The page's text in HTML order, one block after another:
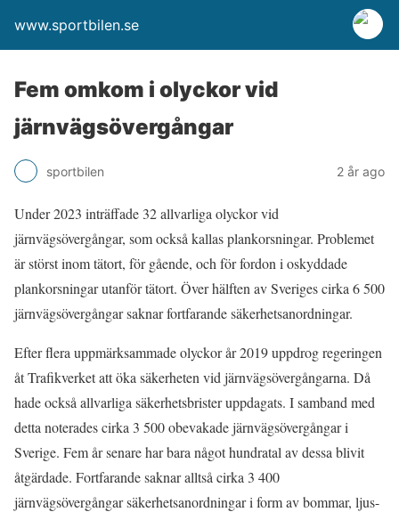
www.sportbilen.se
Fem omkom i olyckor vid
järnvägsövergångar
sportbilen 2 år ago
Under 2023 inträffade 32 allvarliga olyckor vid
järnvägsövergångar, som också kallas plankorsningar. Problemet
är störst inom tätort, för gående, och för fordon i oskyddade
plankorsningar utanför tätort. Över hälften av Sveriges cirka 6 500
järnvägsövergångar saknar fortfarande säkerhetsanordningar.
Efter flera uppmärksammade olyckor år 2019 uppdrog regeringen
åt Trafikverket att öka säkerheten vid järnvägsövergångarna. Då
hade också allvarliga säkerhetsbrister uppdagats. I samband med
detta noterades cirka 3 500 obevakade järnvägsövergångar i
Sverige. Fem år senare har bara något hundratal av dessa blivit
åtgärdade. Fortfarande saknar alltså cirka 3 400
järnvägsövergångar säkerhetsanordningar i form av bommar, ljus-